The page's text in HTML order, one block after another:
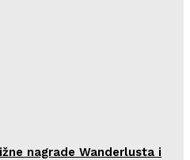
nagrade Wanderlusta i